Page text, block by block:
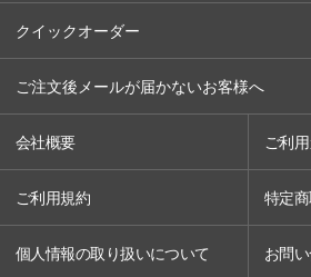
クイックオーダー
ご注文後メールが届かないお客様へ
会社概要 ご利
ご利用規約 特定
個人情報の取り扱いについて お問